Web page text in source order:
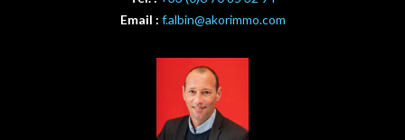
Email : f.albin@akorimmo.com